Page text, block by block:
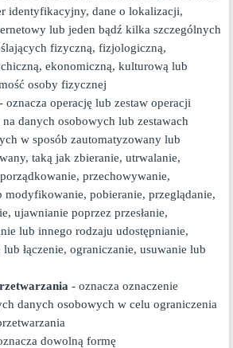
identyfikacyjny, dane o lokalizacji,
lub jeden bądź kilka szczególnych
fizyczną, fizjologiczną,
ekonomiczną, kulturową lub
osoby fizycznej
- oznacza operację lub zestaw operacji
danych osobowych lub zestawach
w sposób zautomatyzowany lub
taką jak zbieranie, utrwalanie,
przechowywanie,
modyfikowanie, pobieranie, przeglądanie,
ujawnianie poprzez przesłanie,
lub innego rodzaju udostępnianie,
łączenie, ograniczanie, usuwanie lub
- oznacza oznaczenie
danych osobowych w celu ograniczenia
dowolną formę